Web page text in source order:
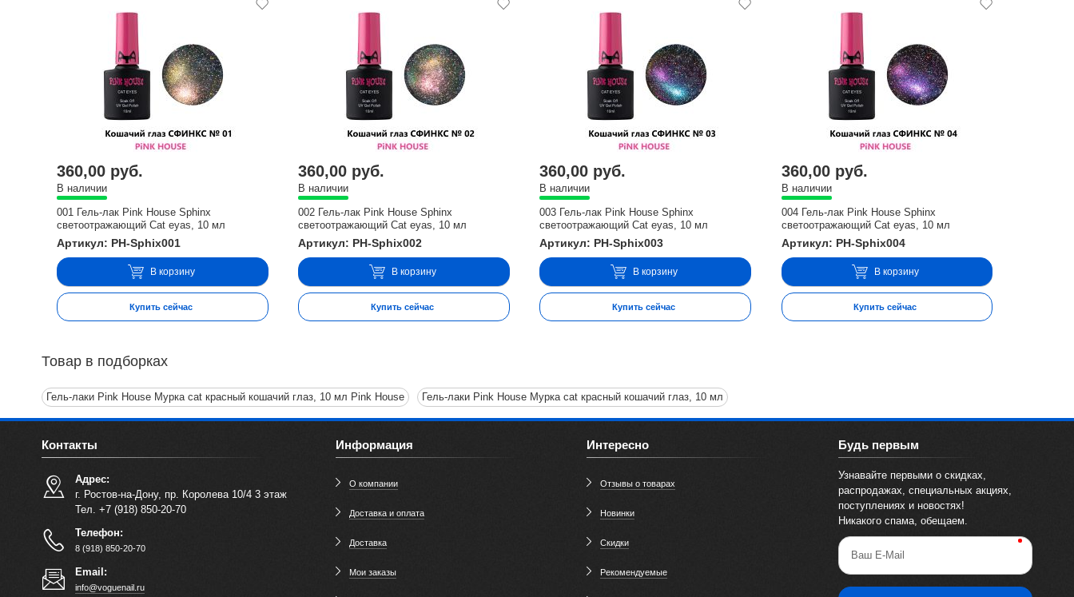
360,00 руб.
В наличии
001 Гель-лак Pink House Sphinx
светоотражающий Cat eyas, 10 мл
Артикул: PH-Sphix001
В корзину
Купить сейчас
360,00 руб.
В наличии
002 Гель-лак Pink House Sphinx
светоотражающий Cat eyas, 10 мл
Артикул: PH-Sphix002
В корзину
Купить сейчас
360,00 руб.
В наличии
003 Гель-лак Pink House Sphinx
светоотражающий Cat eyas, 10 мл
Артикул: PH-Sphix003
В корзину
Купить сейчас
360,00 руб.
В наличии
004 Гель-лак Pink House Sphinx
светоотражающий Cat eyas, 10 мл
Артикул: PH-Sphix004
В корзину
Купить сейчас
Товар в подборках
Гель-лаки Pink House Мурка cat красный кошачий глаз, 10 мл Pink House Гель-лаки Pink House Мурка cat красный кошачий глаз, 10 мл
Контакты
Адрес:
г. Ростов-на-Дону, пр. Королева 10/4 3 этаж
Тел. +7 (918) 850-20-70
Телефон:
8 (918) 850-20-70
Email:
info@voguenail.ru
Информация
О компании
Доставка и оплата
Доставка
Мои заказы
Интересно
Отзывы о товарах
Новинки
Скидки
Рекомендуемые
Будь первым
Узнавайте первыми о скидках,
распродажах, специальных акциях,
поступлениях и новостях!
Никакого спама, обещаем.
Ваш E-Mail